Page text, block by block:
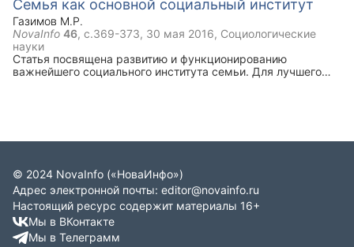
же воздействовать на мозг человека, заставляя его
чувствовать соответствующие эмоции и совершать
определённые действия.
Семья как основной социальный институт
Газимов М.Р.
NovaInfo 46, с.369-373, 30 мая 2016, Социологические
науки
Cтатья посвящена развитию и функционированию
важнейшего социального института семьи. Для лучшего
© 2024 NovaInfo («НоваИнфо»)
Адрес электронной почты: editor@novainfo.ru
Настоящий ресурс содержит материалы 16+
Мы в ВКонтакте
Мы в Телеграмм